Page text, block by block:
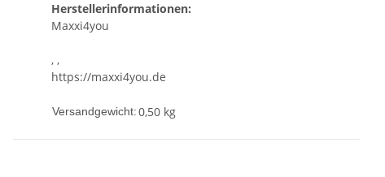
Herstellerinformationen:
Maxxi4you
, ,
https://maxxi4you.de
Versandgewicht:0,50 kg